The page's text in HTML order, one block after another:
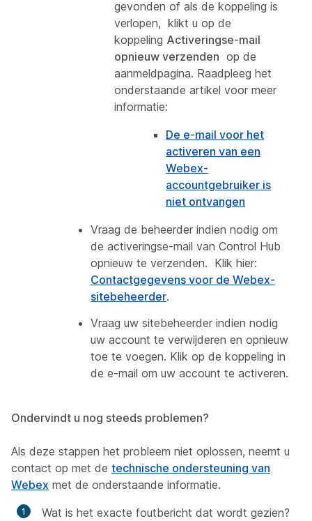
gevonden of als de koppeling is
verlopen, klikt u op de
koppeling Activeringse-mail
opnieuw verzenden op de
aanmeldpagina. Raadpleeg het
onderstaande artikel voor meer
informatie:
De e-mail voor het
activeren van een
Webex-
accountgebruiker is
niet ontvangen
Vraag de beheerder indien nodig om
de activeringse-mail van Control Hub
opnieuw te verzenden. Klik hier:
Contactgegevens voor de Webex-
sitebeheerder.
Vraag uw sitebeheerder indien nodig
uw account te verwijderen en opnieuw
toe te voegen. Klik op de koppeling in
de e-mail om uw account te activeren.
Ondervindt u nog steeds problemen?
Als deze stappen het probleem niet oplossen, neemt u
contact op met de technische ondersteuning van
Webex met de onderstaande informatie.
Wat is het exacte foutbericht dat wordt gezien?